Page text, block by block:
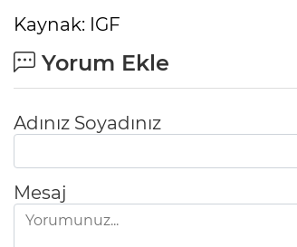
Kaynak: IGF
Yorum Ekle
Adınız Soyadınız
Mesaj